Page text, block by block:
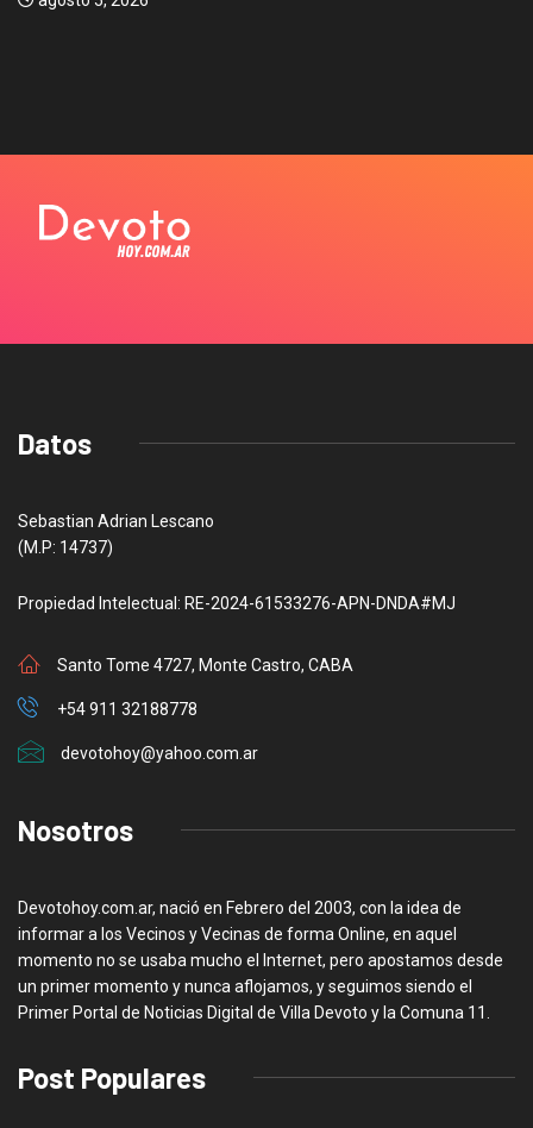
Datos
Sebastian Adrian Lescano
(M.P: 14737)
Propiedad Intelectual: RE-2024-61533276-APN-DNDA#MJ
Santo Tome 4727, Monte Castro, CABA
+54 911 32188778
devotohoy@yahoo.com.ar
Nosotros
Devotohoy.com.ar, nació en Febrero del 2003, con la idea de
informar a los Vecinos y Vecinas de forma Online, en aquel
momento no se usaba mucho el Internet, pero apostamos desde
un primer momento y nunca aflojamos, y seguimos siendo el
Primer Portal de Noticias Digital de Villa Devoto y la Comuna 11.
Post Populares